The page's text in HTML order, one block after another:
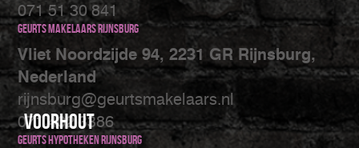
071 51 30 841
Geurts makelaars Rijnsburg
Vliet Noordzijde 94, 2231 GR Rijnsburg,
Nederland
rijnsburg@geurtsmakelaars.nl
071 402 3386
Geurts Hypotheken Rijnsburg
Voorhout